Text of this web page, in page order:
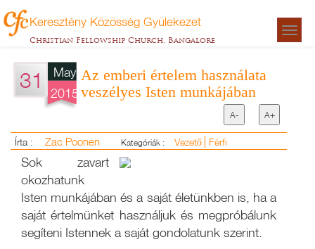
Keresztény Közösség Gyülekezet
Christian Fellowship Church, Bangalore
31
May
2015
Az emberi értelem használata
veszélyes Isten munkájában
A- A+
Írta : Zac Poonen Kategóriák : Vezető Férfi
Sok zavart
okozhatunk
Isten munkájában és a saját életünkben is, ha a
saját értelmünket használjuk és megpróbálunk
segíteni Istennek a saját gondolatunk szerint.